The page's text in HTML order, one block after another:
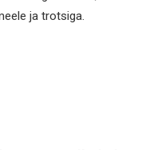
ja trotsiga.